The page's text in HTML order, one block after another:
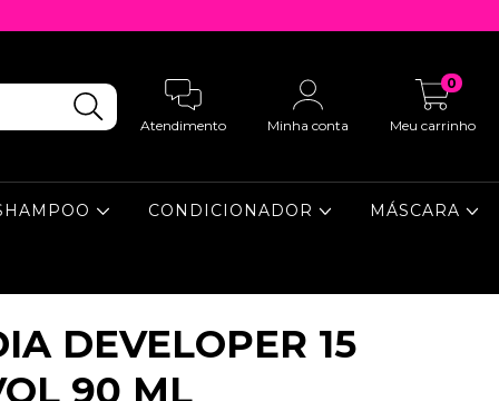
Atendimento Minha conta Meu carrinho
0
CONDICIONADOR MÁSCARA
DEVELOPER 15
90 ML